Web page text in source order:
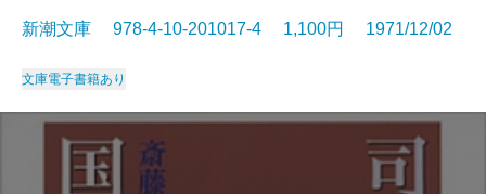
新潮文庫 978-4-10-201017-4 1,100円 1971/12/02
文庫電子書籍あり